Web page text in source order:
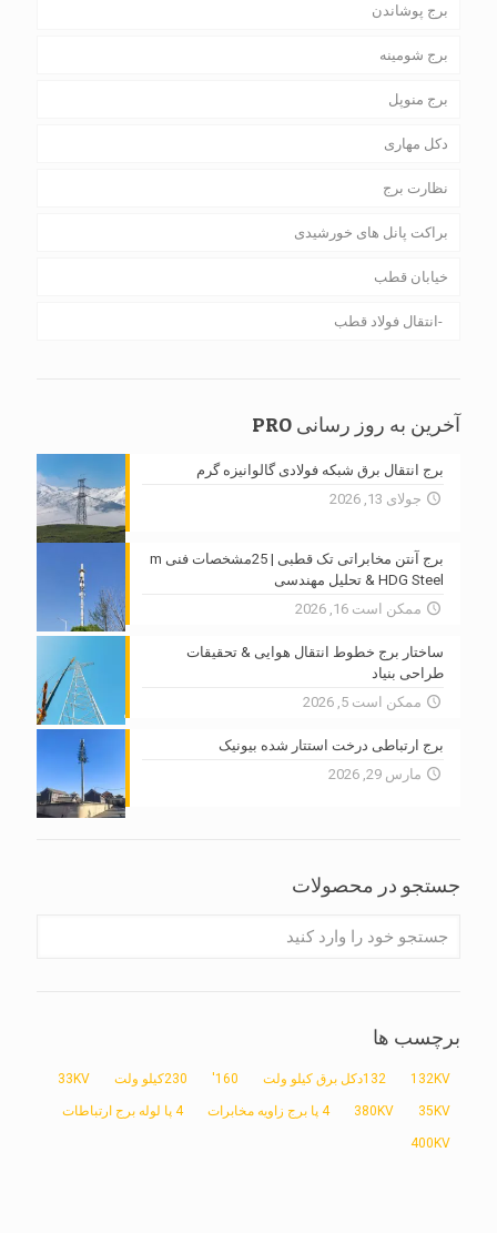
برج پوشاندن
برج شومینه
برج منوپل
دکل مهاری
نظارت برج
براکت پانل های خورشیدی
خیابان قطب
انتقال فولاد قطب
آخرین به روز رسانی PRO
برج انتقال برق شبکه فولادی گالوانیزه گرم
جولای 13, 2026
برج آنتن مخابراتی تک قطبی | 25مشخصات فنی m
HDG Steel & تحلیل مهندسی
ممکن است 16, 2026
ساختار برج خطوط انتقال هوایی & تحقیقات
طراحی بنیاد
ممکن است 5, 2026
برج ارتباطی درخت استتار شده بیونیک
مارس 29, 2026
جستجو در محصولات
برچسب ها
132KV 132دکل برق کیلو ولت 160' 230کیلو ولت 33KV
35KV
380KV 4 پا برج زاویه مخابرات 4 پا لوله برج ارتباطات
400KV